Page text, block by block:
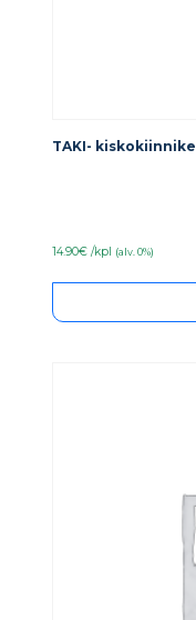
TAKI- kiskokiinnike
14.90€ /kpl (alv. 0%)